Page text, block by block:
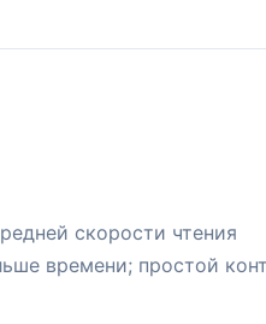
скорости чтения
времени; простой